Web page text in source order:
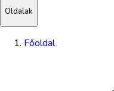
Oldalak
Főoldal